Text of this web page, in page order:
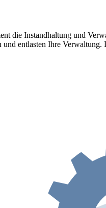
die Instandhaltung und
entlasten Ihre